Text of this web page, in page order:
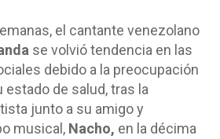
el cantante venezolano
se volvió tendencia en las
debido a la preocupación
estado de salud, tras la
junto a su amigo y
musical, Nacho, en la décima